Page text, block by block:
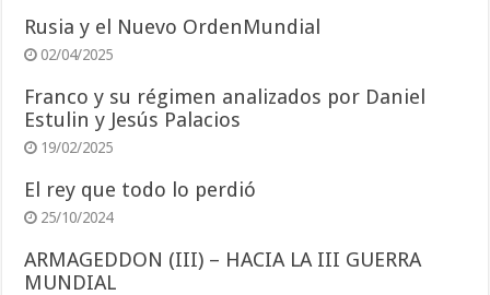
Rusia y el Nuevo OrdenMundial
02/04/2025
Franco y su régimen analizados por Daniel
Estulin y Jesús Palacios
19/02/2025
El rey que todo lo perdió
25/10/2024
ARMAGEDDON (III) – HACIA LA III GUERRA
MUNDIAL